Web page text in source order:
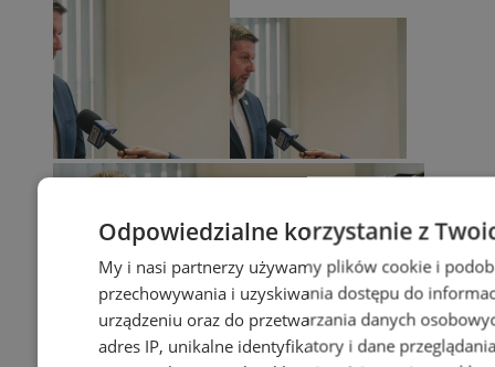
Odpowiedzialne korzystanie z
My i nasi partnerzy używamy plików cookie i
przechowywania i uzyskiwania dostępu do
urządzeniu oraz do przetwarzania danych
adres IP, unikalne identyfikatory i dane